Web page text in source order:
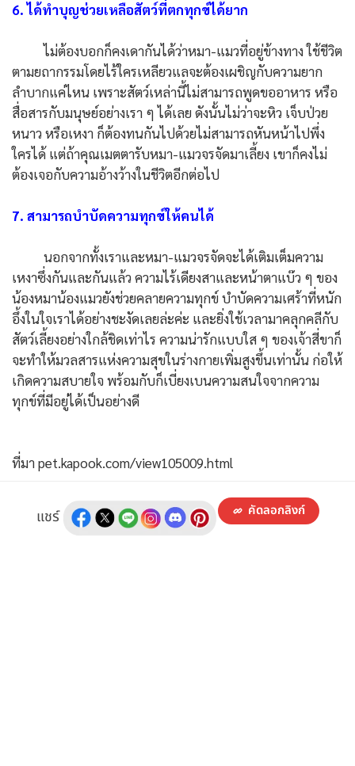
6. ได้ทำบุญช่วยเหลือสัตว์ที่ตกทุกข์ได้ยาก
ไม่ต้องบอกก็คงเดากันได้ว่าหมา-แมวที่อยู่ข้างทาง ใช้ชีวิต
ตามยถากรรมโดยไร้ใครเหลียวแลจะต้องเผชิญกับความยาก
ลำบากแค่ไหน เพราะสัตว์เหล่านี้ไม่สามารถพูดขออาหาร หรือ
สื่อสารกับมนุษย์อย่างเรา ๆ ได้เลย ดังนั้นไม่ว่าจะหิว เจ็บป่วย
หนาว หรือเหงา ก็ต้องทนกันไปด้วยไม่สามารถหันหน้าไปพึ่ง
ใครได้ แต่ถ้าคุณเมตตารับหมา-แมวจรจัดมาเลี้ยง เขาก็คงไม่
ต้องเจอกับความอ้างว้างในชีวิตอีกต่อไป
7. สามารถบำบัดความทุกข์ให้คนได้
นอกจากทั้งเราและหมา-แมวจรจัดจะได้เติมเต็มความ
เหงาซึ่งกันและกันแล้ว ความไร้เดียงสาและหน้าตาแบ๊ว ๆ ของ
น้องหมาน้องแมวยังช่วยคลายความทุกข์ บำบัดความเศร้าที่หนัก
อึ้งในใจเราได้อย่างชะงัดเลยล่ะค่ะ และยิ่งใช้เวลามาคลุกคลีกับ
สัตว์เลี้ยงอย่างใกล้ชิดเท่าไร ความน่ารักแบบใส ๆ ของเจ้าสี่ขาก็
จะทำให้มวลสารแห่งความสุขในร่างกายเพิ่มสูงขึ้นเท่านั้น ก่อให้
เกิดความสบายใจ พร้อมกับก็เบี่ยงเบนความสนใจจากความ
ทุกข์ที่มีอยู่ได้เป็นอย่างดี
ที่มา pet.kapook.com/view105009.html
แชร์ คัดลอกลิงก์